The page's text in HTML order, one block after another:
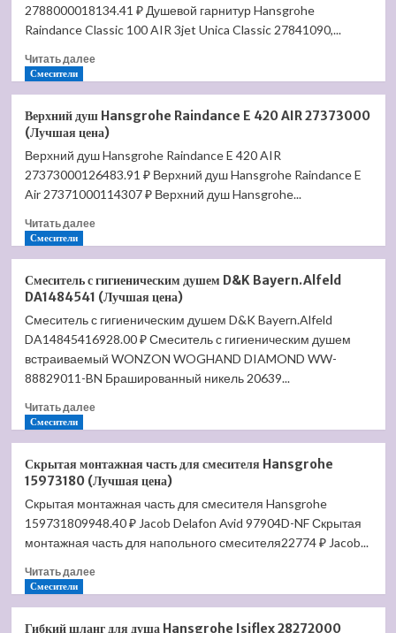
PuraVida
15081000
цена)
2788000018134.41 ₽ Душевой гарнитур Hansgrohe
Raindance Classic 100 AIR 3jet Unica Classic 27841090,...
Читать далееПрочитать
гарнитур
Hansgrohe
Raindance
S
100
27880000
цена)
Смесители
Верхний душ Hansgrohe Raindance E 420 AIR 27373000
(Лучшая цена)
Верхний душ Hansgrohe Raindance E 420 AIR
27373000126483.91 ₽ Верхний душ Hansgrohe Raindance E
Air 27371000114307 ₽ Верхний душ Hansgrohe...
Читать далееПрочитать
душ
Hansgrohe
Raindance
E
420
AIR
27373000
(Лучшая
Смесители
Смеситель с гигиеническим душем D&K Bayern.Alfeld
DA1484541 (Лучшая цена)
Смеситель с гигиеническим душем D&K Bayern.Alfeld
DA14845416928.00 ₽ Смеситель с гигиеническим душем
встраиваемый WONZON WOGHAND DIAMOND WW-
88829011-BN Брашированный никель 20639...
Читать далееПрочитать
с
гигиеническим
душем
D&K
Bayern.Alfeld
(Лучшая
Смесители
Скрытая монтажная часть для смесителя Hansgrohe
15973180 (Лучшая цена)
Скрытая монтажная часть для смесителя Hansgrohe
159731809948.40 ₽ Jacob Delafon Avid 97904D-NF Скрытая
монтажная часть для напольного смесителя22774 ₽ Jacob...
Читать далееПрочитать
Смесители
Гибкий шланг для душа Hansgrohe Isiflex 28272000